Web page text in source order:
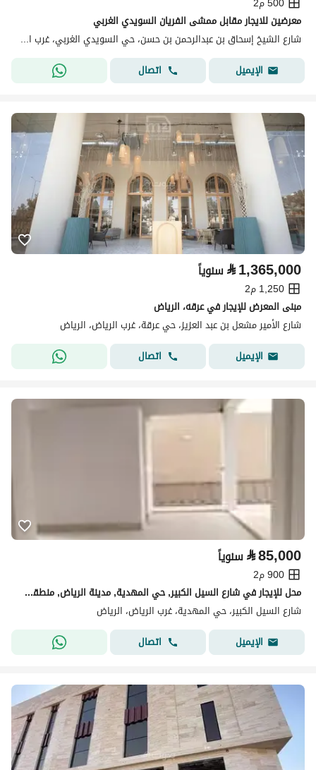
معرضين للايجار مقابل ممشى الفريان السويدي الغربي
شارع الشيخ إسحاق بن عبدالرحمن بن حسن، حي السويدي الغربي، غرب الرياض، الرياض
الإيميل
اتصال
⃁1,365,000 سنوياً
1,250 م2
مبنى المعرض للإيجار في عرقه، الرياض
شارع الأمير مشعل بن عبد العزيز، حي عرقة، غرب الرياض، الرياض
الإيميل
اتصال
⃁85,000 سنوياً
900 م2
محل للإيجار في شارع السيل الكبير, حي المهدية, مدينة الرياض, منطقة الرياض
شارع السيل الكبير، حي المهدية، غرب الرياض، الرياض
الإيميل
اتصال